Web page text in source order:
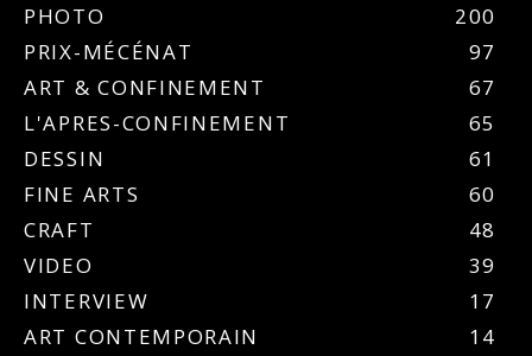
PHOTO
200
PRIX-MÉCÉNAT
97
ART & CONFINEMENT
67
L'APRES-CONFINEMENT
65
DESSIN
61
FINE ARTS
60
CRAFT
48
VIDEO
39
INTERVIEW
17
ART CONTEMPORAIN
14